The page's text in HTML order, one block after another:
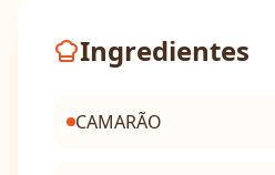
Ingredientes
CAMARÃO